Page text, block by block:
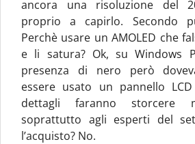
ancora una risoluzione del
proprio a capirlo. Secondo
Perchè usare un AMOLED che
e li satura? Ok, su Windows
presenza di nero però
essere usato un pannello
dettagli faranno storcere
soprattutto agli esperti del
l’acquisto? No.